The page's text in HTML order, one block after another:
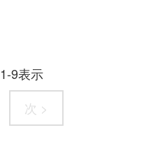
1-9表示
次 >